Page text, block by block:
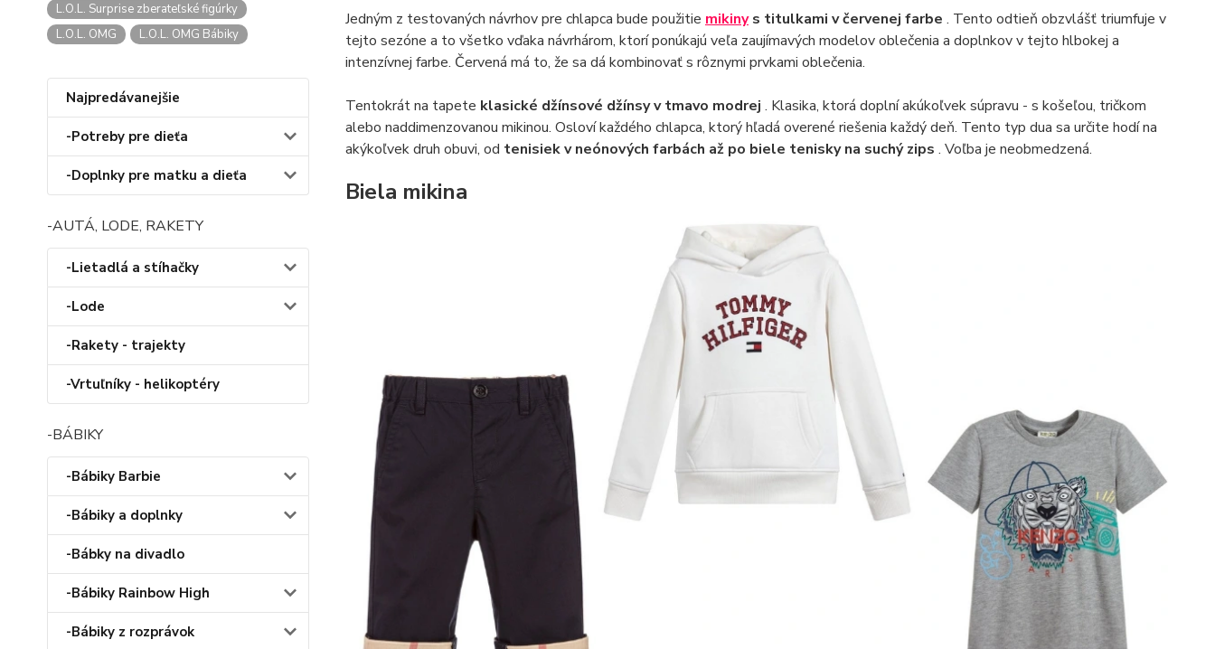
L.O.L. Surprise zberateľské figúrky
L.O.L. OMG
L.O.L. OMG Bábiky
Najpredávanejšie
-Potreby pre dieťa
-Doplnky pre matku a dieťa
-AUTÁ, LODE, RAKETY
-Lietadlá a stíhačky
-Lode
-Rakety - trajekty
-Vrtuľníky - helikoptéry
-BÁBIKY
-Bábiky Barbie
-Bábiky a doplnky
-Bábky na divadlo
-Bábiky Rainbow High
-Bábiky z rozprávok
Jedným z testovaných návrhov pre chlapca bude použitie mikinys titulkami v červenej farbe . Tento odtieň obzvlášť triumfuje v
tejto sezóne a to všetko vďaka návrhárom, ktorí ponúkajú veľa zaujímavých modelov oblečenia a doplnkov v tejto hlbokej a
intenzívnej farbe. Červená má to, že sa dá kombinovať s rôznymi prvkami oblečenia.
Tentokrát na tapete klasické džínsové džínsy v tmavo modrej . Klasika, ktorá doplní akúkoľvek súpravu - s košeľou, tričkom
alebo naddimenzovanou mikinou. Osloví každého chlapca, ktorý hľadá overené riešenia každý deň. Tento typ dua sa určite hodí na
akýkoľvek druh obuvi, od tenisiek v neónových farbách až po biele tenisky na suchý zips . Voľba je neobmedzená.
Biela mikina